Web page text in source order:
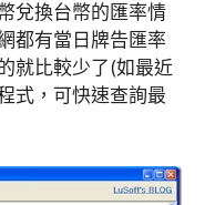
兌換台幣的匯率情
都有當日牌告匯率
就比較少了(如最近
式，可快速查詢最